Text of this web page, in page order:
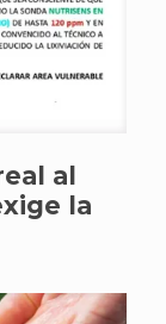
al
la